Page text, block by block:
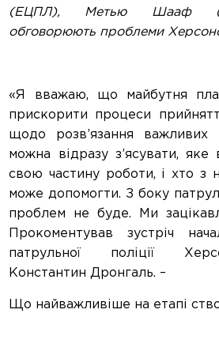
(ЕЦПЛ), Метью Шааф
обговорюють проблеми
«Я вважаю, що майбутня
прискорити процеси
щодо розв’язання важливих
можна відразу з’ясувати, яке
свою частину роботи, і хто з
може допомогти. З боку
проблем не буде. Ми
Прокоментував зустріч
патрульної поліції
Константин Дронгаль. –
Що найважливіше на етапі